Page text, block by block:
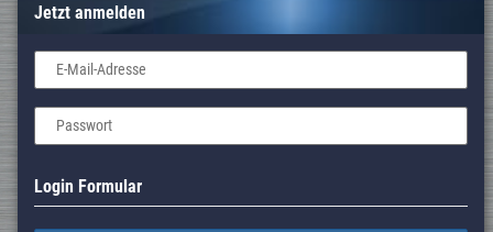
Jetzt anmelden
E-Mail-Adresse
Passwort
Login Formular